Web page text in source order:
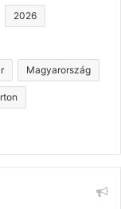
2026
Magyarország